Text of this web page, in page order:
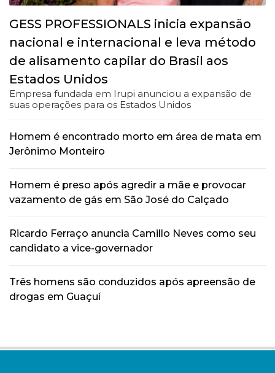
GESS PROFESSIONALS inicia expansão
nacional e internacional e leva método
de alisamento capilar do Brasil aos
Estados Unidos
Empresa fundada em Irupi anunciou a expansão de
suas operações para os Estados Unidos
Homem é encontrado morto em área de mata em
Jerônimo Monteiro
Homem é preso após agredir a mãe e provocar
vazamento de gás em São José do Calçado
Ricardo Ferraço anuncia Camillo Neves como seu
candidato a vice-governador
Três homens são conduzidos após apreensão de
drogas em Guaçuí